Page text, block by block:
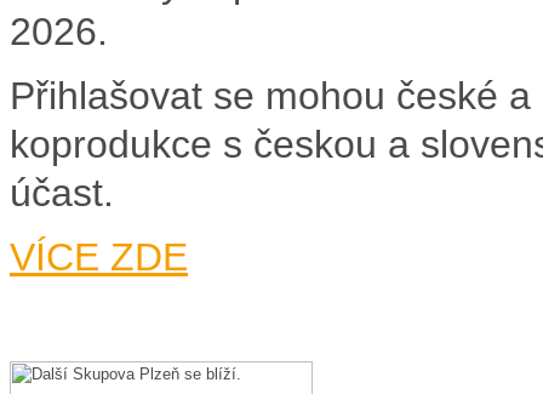
2026.
Přihlašovat se mohou české
koprodukce s českou a
účast.
VÍCE ZDE